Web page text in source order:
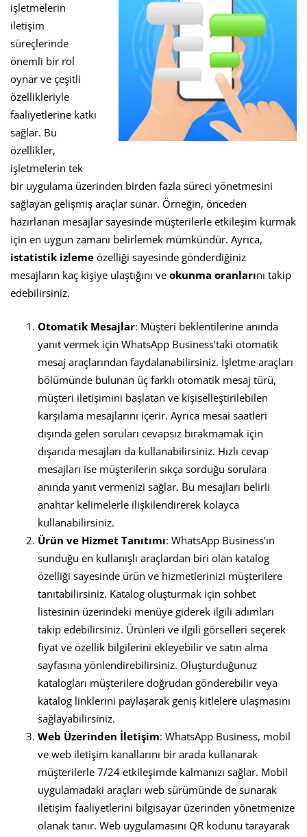
işletmelerin
iletişim
süreçlerinde
önemli bir rol
oynar ve çeşitli
özellikleriyle
faaliyetlerine katkı
sağlar. Bu
özellikler,
işletmelerin tek
bir uygulama üzerinden birden fazla süreci yönetmesini
sağlayan gelişmiş araçlar sunar. Örneğin, önceden
hazırlanan mesajlar sayesinde müşterilerle etkileşim kurmak
için en uygun zamanı belirlemek mümkündür. Ayrıca,
istatistik izleme özelliği sayesinde gönderdiğiniz
mesajların kaç kişiye ulaştığını ve okunma oranlarını takip
edebilirsiniz.
Otomatik Mesajlar: Müşteri beklentilerine anında
yanıt vermek için WhatsApp Business’taki otomatik
mesaj araçlarından faydalanabilirsiniz. İşletme araçları
bölümünde bulunan üç farklı otomatik mesaj türü,
müşteri iletişimini başlatan ve kişiselleştirilebilen
karşılama mesajlarını içerir. Ayrıca mesai saatleri
dışında gelen soruları cevapsız bırakmamak için
dışarıda mesajları da kullanabilirsiniz. Hızlı cevap
mesajları ise müşterilerin sıkça sorduğu sorulara
anında yanıt vermenizi sağlar. Bu mesajları belirli
anahtar kelimelerle ilişkilendirerek kolayca
kullanabilirsiniz.
Ürün ve Hizmet Tanıtımı: WhatsApp Business’ın
sunduğu en kullanışlı araçlardan biri olan katalog
özelliği sayesinde ürün ve hizmetlerinizi müşterilere
tanıtabilirsiniz. Katalog oluşturmak için sohbet
listesinin üzerindeki menüye giderek ilgili adımları
takip edebilirsiniz. Ürünleri ve ilgili görselleri seçerek
fiyat ve özellik bilgilerini ekleyebilir ve satın alma
sayfasına yönlendirebilirsiniz. Oluşturduğunuz
katalogları müşterilere doğrudan gönderebilir veya
katalog linklerini paylaşarak geniş kitlelere ulaşmasını
sağlayabilirsiniz.
Web Üzerinden İletişim: WhatsApp Business, mobil
ve web iletişim kanallarını bir arada kullanarak
müşterilerle 7/24 etkileşimde kalmanızı sağlar. Mobil
uygulamadaki araçları web sürümünde de sunarak
iletişim faaliyetlerini bilgisayar üzerinden yönetmenize
olanak tanır. Web uygulamasını QR kodunu tarayarak